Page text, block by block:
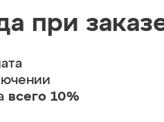
при
всего 10%